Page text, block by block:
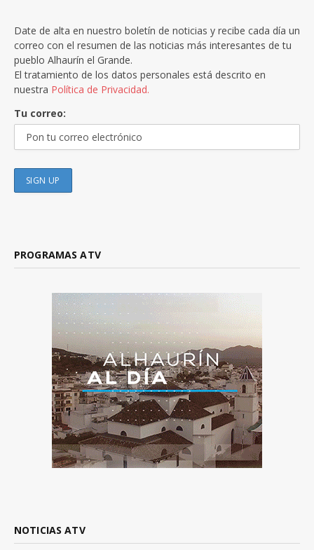
Date de alta en nuestro boletín de noticias y recibe cada día un
correo con el resumen de las noticias más interesantes de tu
pueblo Alhaurín el Grande.
El tratamiento de los datos personales está descrito en
nuestra Política de Privacidad.
Tu correo:
PROGRAMAS ATV
NOTICIAS ATV